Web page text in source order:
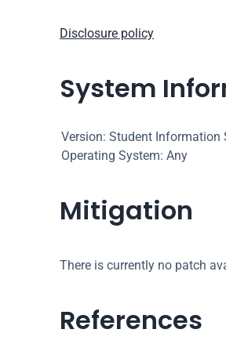
Disclosure policy
System
Version: Student Information
Operating System: Any
Mitigation
There is currently no patch
References